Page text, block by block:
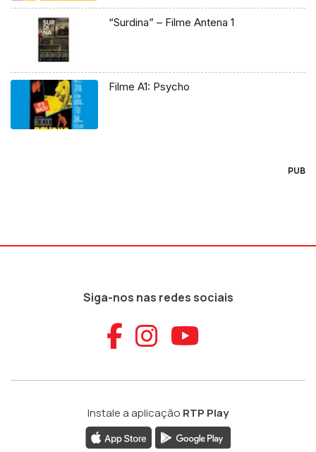
“Surdina” – Filme Antena 1
Filme A1: Psycho
PUB
Siga-nos nas redes sociais
Aceder ao
Aceder ao
Aceder
Instale a aplicação RTP Play